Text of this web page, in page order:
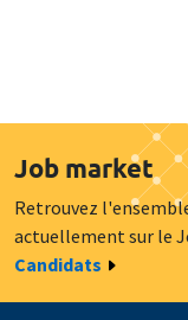
Job market
Retrouvez
actuellement sur le
Candidats